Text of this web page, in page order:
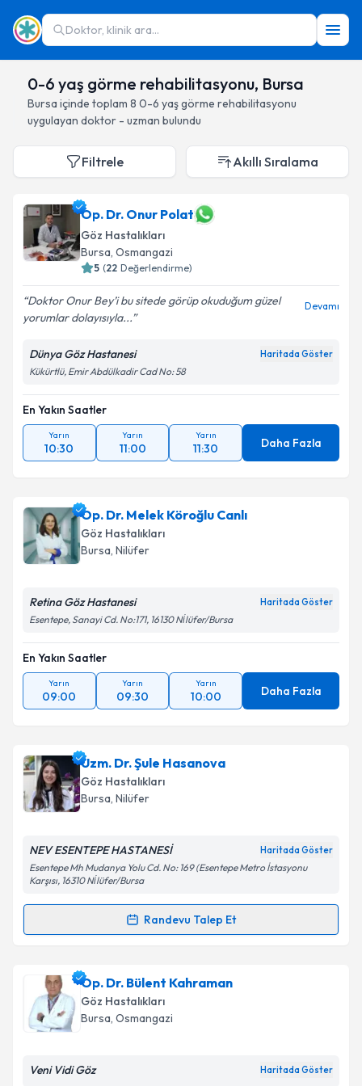
Doktor, klinik ara...
0-6 yaş görme rehabilitasyonu, Bursa
Bursa içinde toplam 8 0-6 yaş görme rehabilitasyonu
uygulayan doktor - uzman bulundu
Filtrele Akıllı Sıralama
Op. Dr. Onur Polat
Göz Hastalıkları
Bursa, Osmangazi
5 (22 Değerlendirme)
Doktor Onur Bey’i bu sitede görüp okuduğum güzel
yorumlar dolayısıyla...
Devamı
Dünya Göz Hastanesi Haritada Göster
Kükürtlü, Emir Abdülkadir Cad No: 58
En Yakın Saatler
Yarın
10:30
Yarın
11:00
Yarın
11:30 Daha Fazla
Op. Dr. Melek Köroğlu Canlı
Göz Hastalıkları
Bursa, Nilüfer
Retina Göz Hastanesi Haritada Göster
Esentepe, Sanayi Cd. No:171, 16130 Ni̇lüfer/Bursa
En Yakın Saatler
Yarın
09:00
Yarın
09:30
Yarın
10:00 Daha Fazla
Uzm. Dr. Şule Hasanova
Göz Hastalıkları
Bursa, Nilüfer
NEV ESENTEPE HASTANESİ Haritada Göster
Esentepe Mh Mudanya Yolu Cd. No: 169 (Esentepe Metro İstasyonu
Karşısı, 16310 Ni̇lüfer/Bursa
Randevu Talep Et
Randevu Takvimi Talebi
Uzm. Dr. Şule Hasanovaiçin randevu takvimi talebi
oluşturun. Size bu uzmandan randevu almanız için bir
takvim hazırlandığında e-posta ile bilgilendireceğiz.
Op. Dr. Bülent Kahraman
Göz Hastalıkları
Bursa, Osmangazi
Veni Vidi Göz Haritada Göster